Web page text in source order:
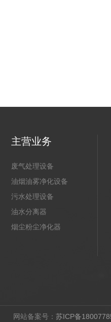
主营业务
废气处理设备
油烟油雾净化设备
污水处理设备
油水分离器
烟尘粉尘净化器
网站备案号： 苏ICP备